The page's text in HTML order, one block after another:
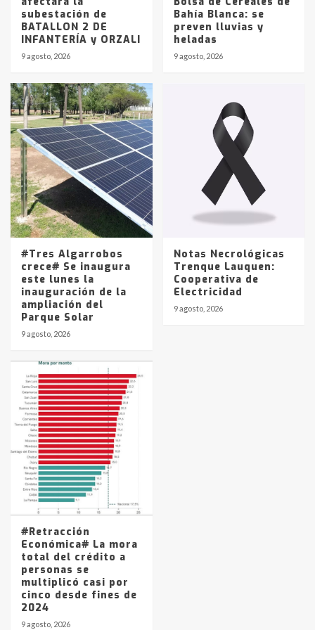
subestación de
BATALLON 2 DE
INFANTERÍA y ORZALI
9 agosto, 2026
Bahía Blanca: se
preven lluvias y
heladas
9 agosto, 2026
#Tres Algarrobos
crece# Se inaugura
este lunes la
inauguración de la
ampliación del
Parque Solar
9 agosto, 2026
Notas Necrológicas
Trenque Lauquen:
Cooperativa de
Electricidad
9 agosto, 2026
#Retracción
Económica# La mora
total del crédito a
personas se
multiplicó casi por
cinco desde fines de
2024
9 agosto, 2026